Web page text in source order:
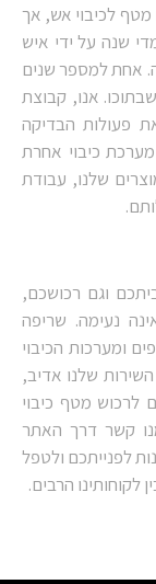
לכיבוי אש, אך
שנה על ידי איש
אחת למספר שנים
אנו, קבוצת
פעולות הבדיקה
כיבוי אחרת
שלנו, עבודת
וגם רכושכם,
נעימה. שריפה
ומערכות הכיבוי
שלנו אדיב,
לרכוש מטף כיבוי
קשר דרך האתר
לפנייתכם ולטפל
הרבים.